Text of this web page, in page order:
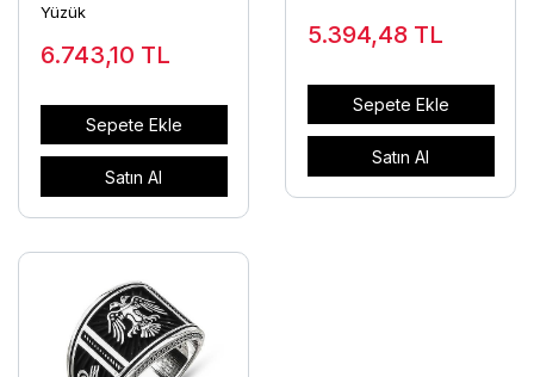
Yüzük
6.743,10 TL
Sepete Ekle
Satın Al
5.394,48 TL
Sepete Ekle
Satın Al